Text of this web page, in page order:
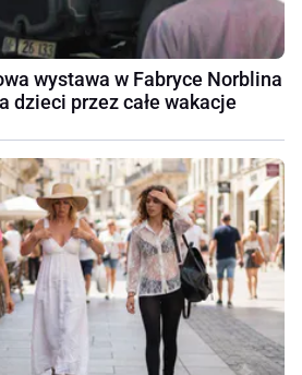
wystawa w Fabryce Norblina
dzieci przez całe wakacje